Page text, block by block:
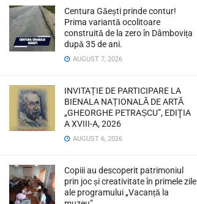
Centura Găești prinde contur!
Prima variantă ocolitoare
construită de la zero în Dâmbovița
după 35 de ani.
AUGUST 7, 2026
INVITAȚIE DE PARTICIPARE LA
BIENALA NAȚIONALĂ DE ARTĂ
„GHEORGHE PETRAȘCU”, EDIŢIA
A XVIII-A, 2026
AUGUST 6, 2026
Copiii au descoperit patrimoniul
prin joc și creativitate în primele zile
ale programului „Vacanță la